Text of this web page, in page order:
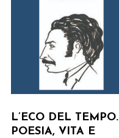
L’ECO DEL TEMPO.
POESIA, VITA E